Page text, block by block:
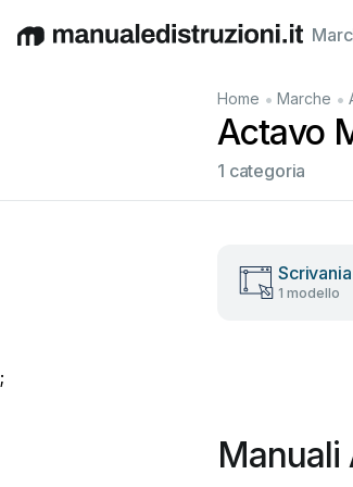
EnglishDeutschEspañol Italiano Français
Home • Marche •
Actavo
1 categoria
Scrivania
1 modello
;
Manuali